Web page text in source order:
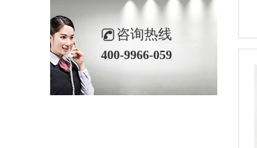
咨询热线
400-9966-059